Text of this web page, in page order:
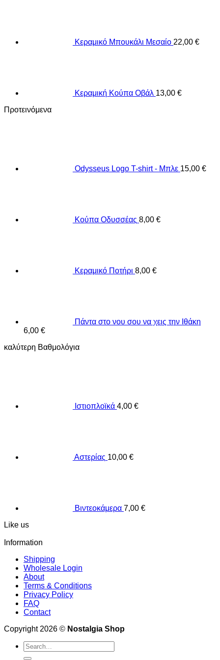
Κεραμικό Μπουκάλι Μεσαίο 22,00 €
Κεραμική Κούπα Οβάλ 13,00 €
Προτεινόμενα
Odysseus Logo T-shirt - Μπλε 15,00 €
Κούπα Οδυσσέας 8,00 €
Κεραμικό Ποτήρι 8,00 €
Πάντα στο νου σου να χεις την Ιθάκη
6,00 €
καλύτερη Βαθμολόγια
Ιστιοπλοϊκά 4,00 €
Αστερίας 10,00 €
Βιντεοκάμερα 7,00 €
Like us
Information
Shipping
Wholesale Login
About
Terms & Conditions
Privacy Policy
FAQ
Contact
Copyright 2026 © Nostalgia Shop
Search
for: